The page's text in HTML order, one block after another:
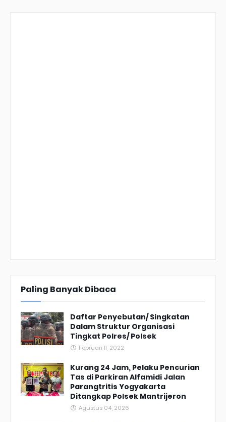
Paling Banyak Dibaca
Daftar Penyebutan/ Singkatan
Dalam Struktur Organisasi
Tingkat Polres/ Polsek
Februari 11, 2022
Kurang 24 Jam, Pelaku Pencurian
Tas di Parkiran Alfamidi Jalan
Parangtritis Yogyakarta
Ditangkap Polsek Mantrijeron
Agustus 04, 2026